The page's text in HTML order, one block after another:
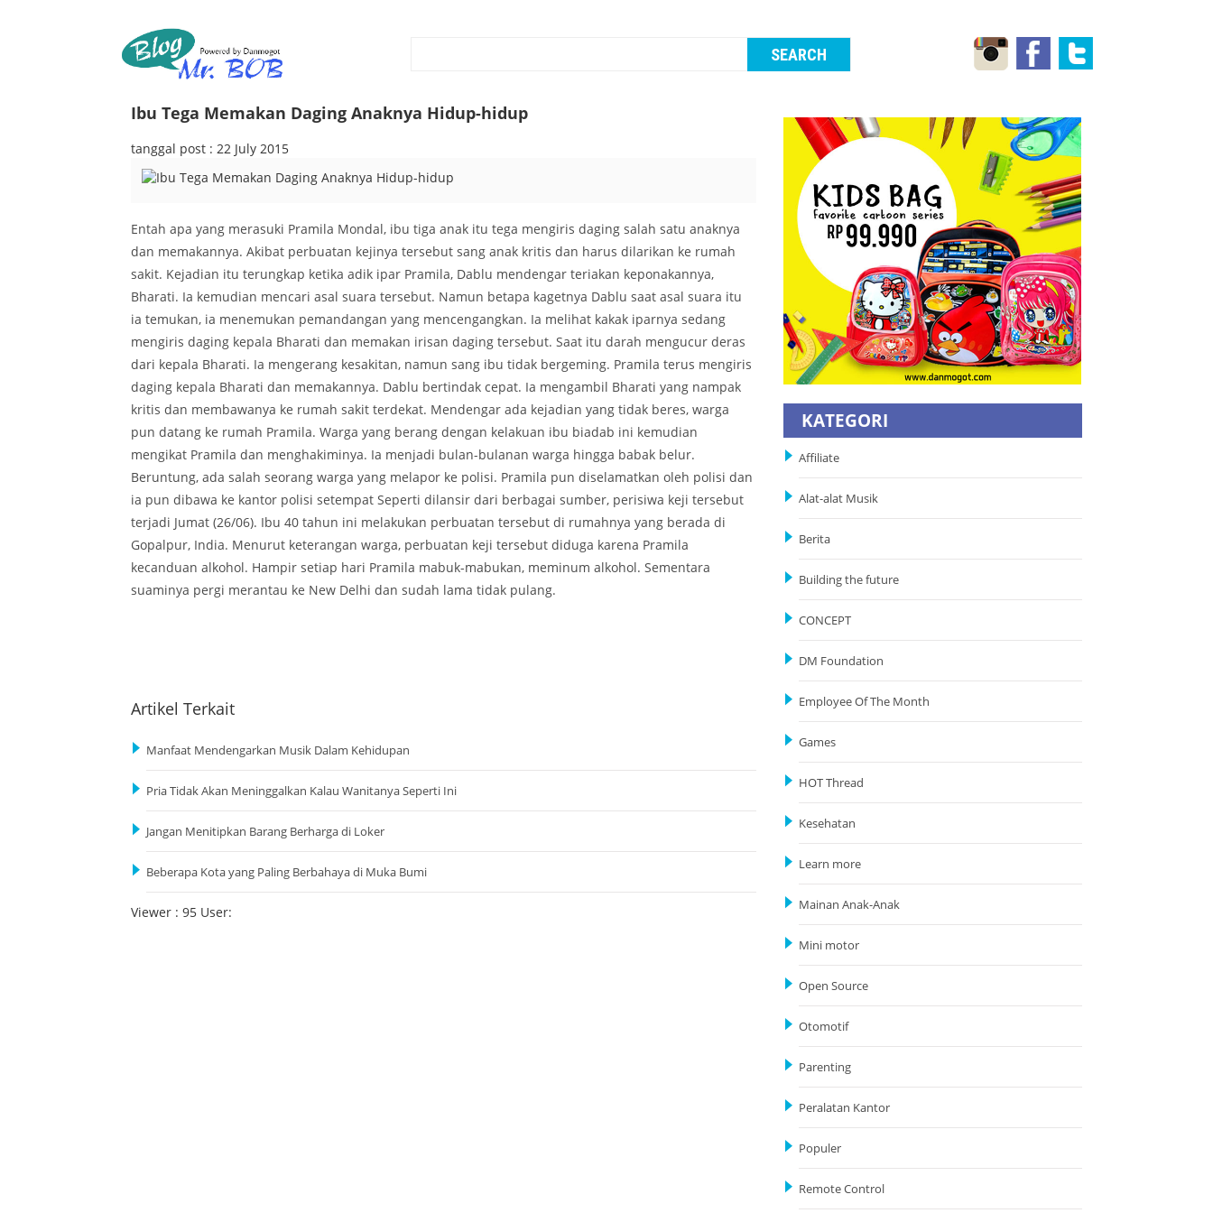
Ibu Tega Memakan Daging Anaknya Hidup-hidup
tanggal post : 22 July 2015
Entah apa yang merasuki Pramila Mondal, ibu tiga anak itu tega mengiris daging salah satu anaknya
dan memakannya. Akibat perbuatan kejinya tersebut sang anak kritis dan harus dilarikan ke rumah
sakit. Kejadian itu terungkap ketika adik ipar Pramila, Dablu mendengar teriakan keponakannya,
Bharati. Ia kemudian mencari asal suara tersebut. Namun betapa kagetnya Dablu saat asal suara itu
ia temukan, ia menemukan pemandangan yang mencengangkan. Ia melihat kakak iparnya sedang
mengiris daging kepala Bharati dan memakan irisan daging tersebut. Saat itu darah mengucur deras
dari kepala Bharati. Ia mengerang kesakitan, namun sang ibu tidak bergeming. Pramila terus mengiris
daging kepala Bharati dan memakannya. Dablu bertindak cepat. Ia mengambil Bharati yang nampak
kritis dan membawanya ke rumah sakit terdekat. Mendengar ada kejadian yang tidak beres, warga
pun datang ke rumah Pramila. Warga yang berang dengan kelakuan ibu biadab ini kemudian
mengikat Pramila dan menghakiminya. Ia menjadi bulan-bulanan warga hingga babak belur.
Beruntung, ada salah seorang warga yang melapor ke polisi. Pramila pun diselamatkan oleh polisi dan
ia pun dibawa ke kantor polisi setempat Seperti dilansir dari berbagai sumber, perisiwa keji tersebut
terjadi Jumat (26/06). Ibu 40 tahun ini melakukan perbuatan tersebut di rumahnya yang berada di
Gopalpur, India. Menurut keterangan warga, perbuatan keji tersebut diduga karena Pramila
kecanduan alkohol. Hampir setiap hari Pramila mabuk-mabukan, meminum alkohol. Sementara
suaminya pergi merantau ke New Delhi dan sudah lama tidak pulang.
Artikel Terkait
Manfaat Mendengarkan Musik Dalam Kehidupan
Pria Tidak Akan Meninggalkan Kalau Wanitanya Seperti Ini
Jangan Menitipkan Barang Berharga di Loker
Beberapa Kota yang Paling Berbahaya di Muka Bumi
Viewer : 95 User:
KATEGORI
Affiliate
Alat-alat Musik
Berita
Building the future
CONCEPT
DM Foundation
Employee Of The Month
Games
HOT Thread
Kesehatan
Learn more
Mainan Anak-Anak
Mini motor
Open Source
Otomotif
Parenting
Peralatan Kantor
Populer
Remote Control